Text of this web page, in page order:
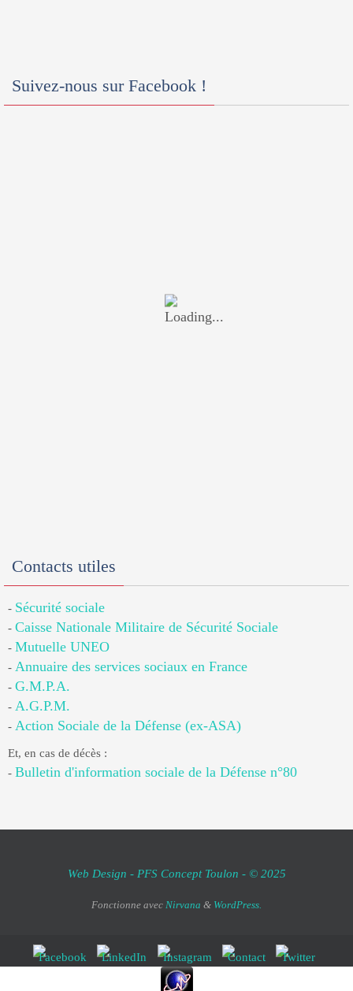
Suivez-nous sur Facebook !
Contacts utiles
- Sécurité sociale
- Caisse Nationale Militaire de Sécurité Sociale
- Mutuelle UNEO
- Annuaire des services sociaux en France
- G.M.P.A.
- A.G.P.M.
- Action Sociale de la Défense (ex-ASA)
Et, en cas de décès :
- Bulletin d'information sociale de la Défense n°80
Web Design - PFS Concept Toulon - © 2025
Fonctionne avec Nirvana & WordPress.